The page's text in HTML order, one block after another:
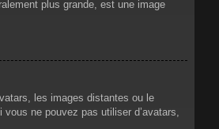
plus grande, est une image
les images distantes ou le
ne pouvez pas utiliser d’avatars,